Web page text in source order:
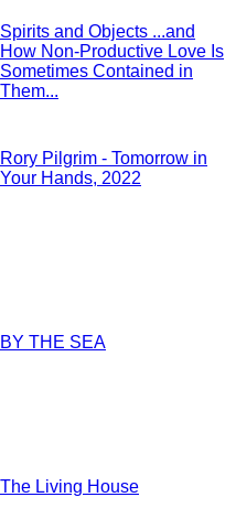
Spirits and Objects ...and
How Non-Productive Love Is
Sometimes Contained in
Them...
Rory Pilgrim - Tomorrow in
Your Hands, 2022
BY THE SEA
The Living House